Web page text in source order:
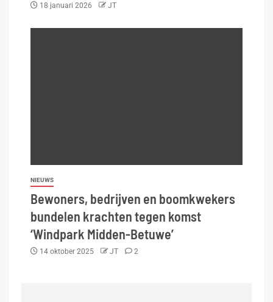
18 januari 2026 JT
NIEUWS
Bewoners, bedrijven en boomkwekers
bundelen krachten tegen komst
‘Windpark Midden-Betuwe’
14 oktober 2025 JT 2